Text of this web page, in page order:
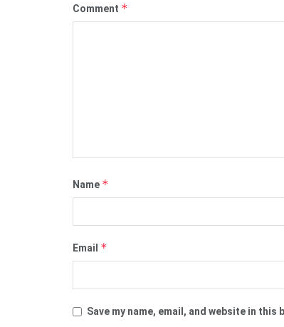
Comment *
Name *
Email *
Save my name, email, and website in